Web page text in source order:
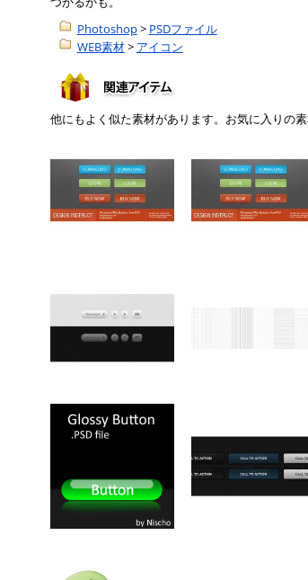
Photoshop> PSDファイル
WEB素材> アイコン
他にもよく似た素材があります。お気に入りの素